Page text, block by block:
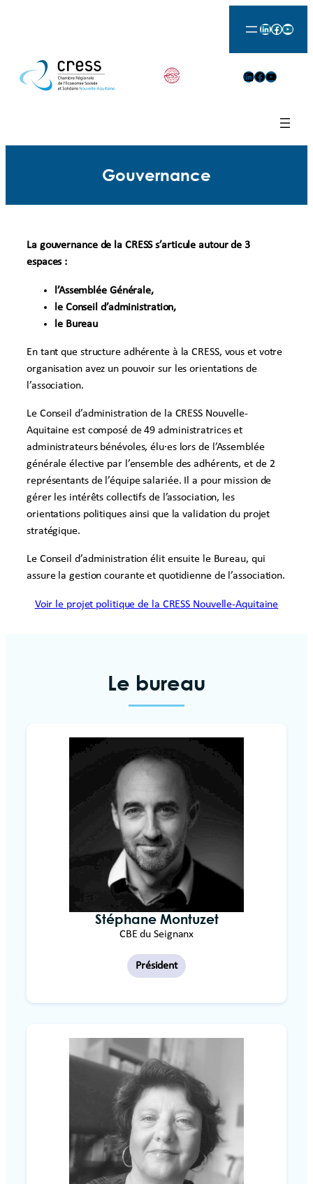
LinkedIn
Facebook
LinkedIn
Facebook
YouTube
Gouvernance
La gouvernance de la CRESS s’articule autour de 3
espaces :
l’Assemblée Générale,
le Conseil d’administration,
le Bureau
En tant que structure adhérente à la CRESS, vous et votre
organisation avez un pouvoir sur les orientations de
l’association.
Le Conseil d’administration de la CRESS Nouvelle-
Aquitaine est composé de 49 administratrices et
administrateurs bénévoles, élu·es lors de l’Assemblée
générale élective par l’ensemble des adhérents, et de 2
représentants de l’équipe salariée. Il a pour mission de
gérer les intérêts collectifs de l’association, les
orientations politiques ainsi que la validation du projet
stratégique.
Le Conseil d’administration élit ensuite le Bureau, qui
assure la gestion courante et quotidienne de l’association.
Voir le projet politique de la CRESS Nouvelle-Aquitaine
Le bureau
Stéphane Montuzet
CBE du Seignanx
Président